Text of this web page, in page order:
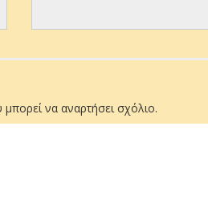
να αναρτήσει σχόλιο.